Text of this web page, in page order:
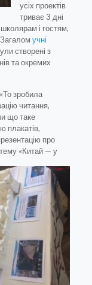
усіх проектів
триває 3 дні
і гостям,
Загаломучні
створені з
та окремих
зробила
читання,
що таке
плакатів,
про
«Китай — у